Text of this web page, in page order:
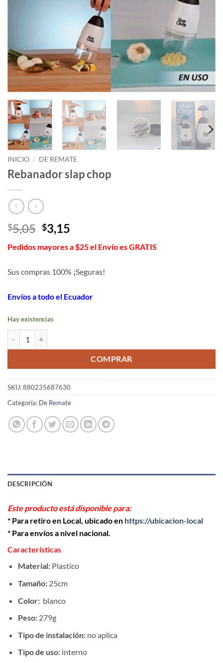
INICIO / DE REMATE
Rebanador slap chop
$5,05 El
precio
original
$5,05.
$3,15
actual
$3,15.
Pedidos mayores a $25 el Envío es GRATIS
Sus compras 100% ¡Seguras!
Envíos a todo el Ecuador
Hay existencias
COMPRAR
SKU:880235687630
Categoría: De Remate
DESCRIPCIÓN
Este producto está disponible para:
* Para retiro en Local, ubicado en https://ubicacion-local
* Para envíos a nivel nacional.
Características
Material:Plastico
Tamaño: 25cm
Color: blanco
Peso: 279g
Tipo de instalación:no aplica
Tipo de uso:interno